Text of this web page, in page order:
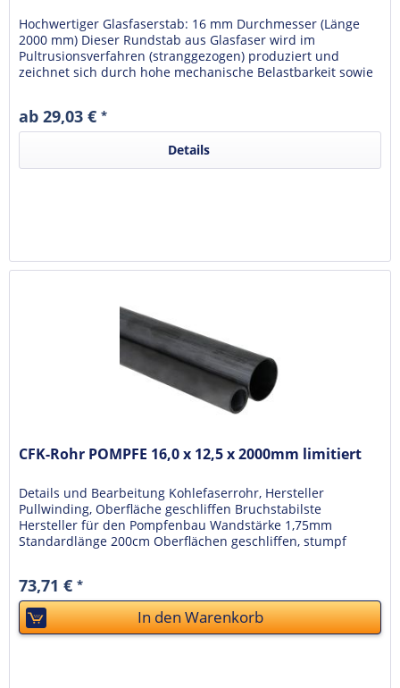
Hochwertiger Glasfaserstab: 16 mm Durchmesser (Länge
2000 mm) Dieser Rundstab aus Glasfaser wird im
Pultrusionsverfahren (stranggezogen) produziert und
zeichnet sich durch hohe mechanische Belastbarkeit sowie
ab 29,03 €*
Details
CFK-Rohr POMPFE 16,0 x 12,5 x 2000mm limitiert
Details und Bearbeitung Kohlefaserrohr, Hersteller
Pullwinding, Oberfläche geschliffen Bruchstabilste
Hersteller für den Pompfenbau Wandstärke 1,75mm
Standardlänge 200cm Oberflächen geschliffen, stumpf
73,71 €*
In denWarenkorb